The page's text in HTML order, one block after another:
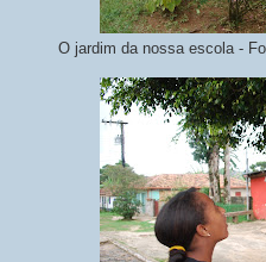
O jardim da nossa escola -